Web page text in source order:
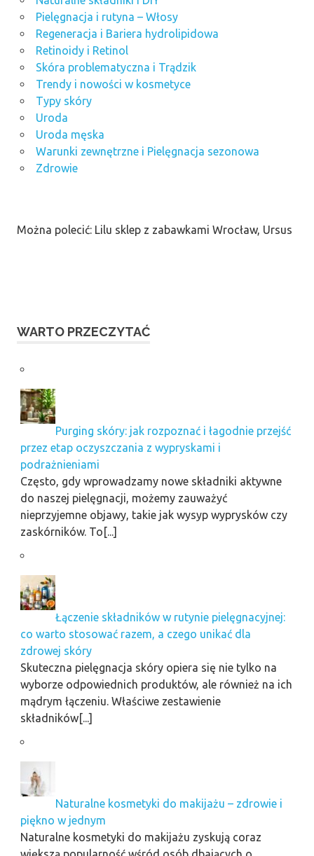
Pielęgnacja i rutyna – Włosy
Regeneracja i Bariera hydrolipidowa
Retinoidy i Retinol
Skóra problematyczna i Trądzik
Trendy i nowości w kosmetyce
Typy skóry
Uroda
Uroda męska
Warunki zewnętrzne i Pielęgnacja sezonowa
Zdrowie
Można polecić: Lilu sklep z zabawkami Wrocław, Ursus
WARTO PRZECZYTAĆ
Purging skóry: jak rozpoznać i łagodnie przejść
przez etap oczyszczania z wypryskami i
podrażnieniami
Często, gdy wprowadzamy nowe składniki aktywne
do naszej pielęgnacji, możemy zauważyć
nieprzyjemne objawy, takie jak wysyp wyprysków czy
zaskórników. To[...]
Łączenie składników w rutynie pielęgnacyjnej:
co warto stosować razem, a czego unikać dla
zdrowej skóry
Skuteczna pielęgnacja skóry opiera się nie tylko na
wyborze odpowiednich produktów, ale również na ich
mądrym łączeniu. Właściwe zestawienie
składników[...]
Naturalne kosmetyki do makijażu – zdrowie i
piękno w jednym
Naturalne kosmetyki do makijażu zyskują coraz